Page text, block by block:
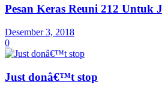
Pesan Keras Reuni 212 Untuk
Desember 3, 2018
0
Just donâ€™t stop